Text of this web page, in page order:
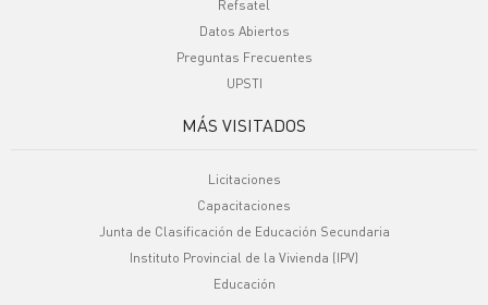
Refsatel
Datos Abiertos
Preguntas Frecuentes
UPSTI
MÁS VISITADOS
Licitaciones
Capacitaciones
Junta de Clasificación de Educación Secundaria
Instituto Provincial de la Vivienda (IPV)
Educación